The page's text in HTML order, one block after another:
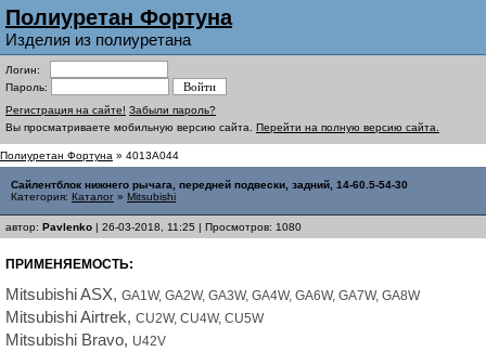
Полиуретан Фортуна
Изделия из полиуретана
Логин:
Пароль:
Регистрация на сайте! Забыли пароль?
Вы просматриваете мобильную версию сайта. Перейти на полную версию сайта.
Полиуретан Фортуна » 4013A044
Сайлентблок нижнего рычага, передней подвески, задний, 14-60.5-54-30
Категория: Каталог » Mitsubishi
автор: Pavlenko | 26-03-2018, 11:25 | Просмотров: 1080
ПРИМЕНЯЕМОСТЬ:
Mitsubishi ASX, GA1W, GA2W, GA3W, GA4W, GA6W, GA7W, GA8W
Mitsubishi Airtrek, CU2W, CU4W, CU5W
Mitsubishi Bravo, U42V